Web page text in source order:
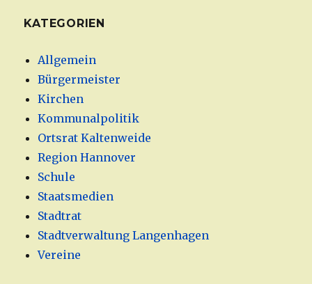
KATEGORIEN
Allgemein
Bürgermeister
Kirchen
Kommunalpolitik
Ortsrat Kaltenweide
Region Hannover
Schule
Staatsmedien
Stadtrat
Stadtverwaltung Langenhagen
Vereine